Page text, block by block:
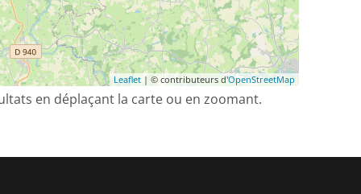
Leaflet | © contributeurs d'OpenStreetMap
en déplaçant la carte ou en zoomant.